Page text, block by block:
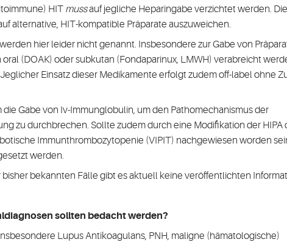
HIT mussauf jegliche Heparingabe verzichtet werden.
alternative, HIT-kompatible Präparate auszuweichen.
hier leider nicht genannt. Insbesondere zur Gabe von
oral (DOAK) oder subkutan (Fondaparinux, LMWH) verabreicht
Einsatz dieser Medikamente erfolgt zudem off-label ohne
die Gabe von Iv-Immunglobulin, um den Pathomechanismus der
zu durchbrechen. Sollte zudem durch eine Modifikation der HIPA
Immunthrombozytopenie (VIPIT) nachgewiesen worden
werden.
bekannten Fälle gibt es aktuell keine veröffentlichten
sollten bedacht werden?
Lupus Antikoagulans, PNH, maligne (hämatologische)